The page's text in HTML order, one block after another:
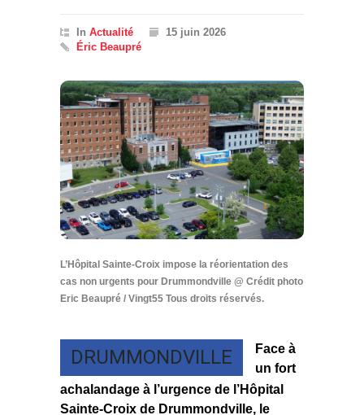
In Actualité
15 juin 2026
Éric Beaupré
L’Hôpital Sainte-Croix impose la réorientation des
cas non urgents pour Drummondville @ Crédit photo
Eric Beaupré / Vingt55 Tous droits réservés.
DRUMMONDVILLE
Face à
un fort
achalandage à l’urgence de l’Hôpital
Sainte-Croix de Drummondville, le